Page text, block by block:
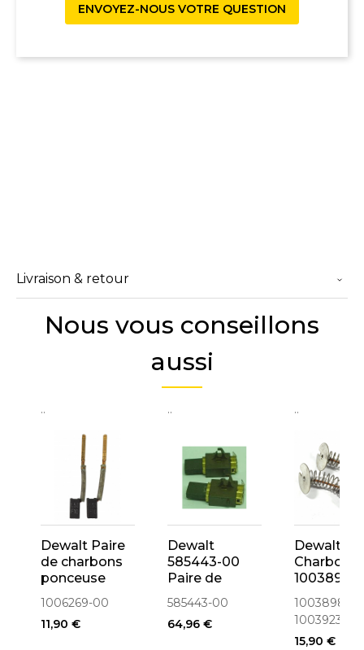
ENVOYEZ-NOUS VOTRE QUESTION
Livraison & retour
Nous vous conseillons
aussi
..
Dewalt Paire
de charbons
ponceuse
D26441,
D26453
(1006269-00)
1006269-00
11,90 €
..
Dewalt
585443-00
Paire de
charbons
pour
défonceuse
585443-00
64,96 €
..
Dewalt
Charbon
1003898-
1003923-
1003898-
1003923-00
15,90 €